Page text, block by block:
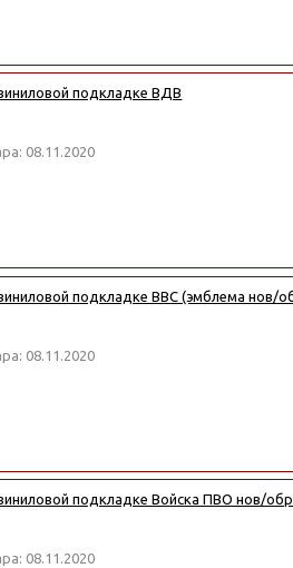
подкладке ВДВ
08.11.2020
подкладке ВВС (эмблема нов/
08.11.2020
подкладке Войска ПВО нов/обр
08.11.2020